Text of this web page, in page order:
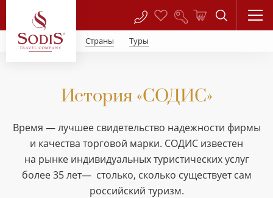
Страны Туры
История «СОДИС»
Время — лучшее свидетельство надежности фирмы
и качества торговой марки. СОДИС известен
на рынке индивидуальных туристических услуг
более 35 лет— столько, сколько существует сам
российский туризм.